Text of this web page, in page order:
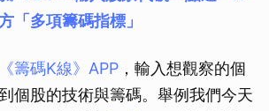
「多項籌碼指標」
《籌碼K線》APP ，輸入想觀察的個
個股的技術與籌碼。舉例我們今天